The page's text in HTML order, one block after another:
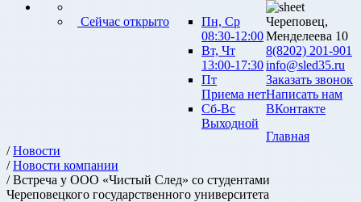
Сейчас открыто
Пн, Ср
08:30-12:00
Вт, Чт
13:00-17:30
Пт
Приема нет
Сб-Вс
Выходной
Череповец,
Менделеева 10
8(8202) 201-901
info@sled35.ru
Заказать звонок
Написать нам
ВКонтакте
Главная
/Новости
/Новости компании
/ Встреча у ООО «Чистый След» со студентами
Череповецкого государственного университета